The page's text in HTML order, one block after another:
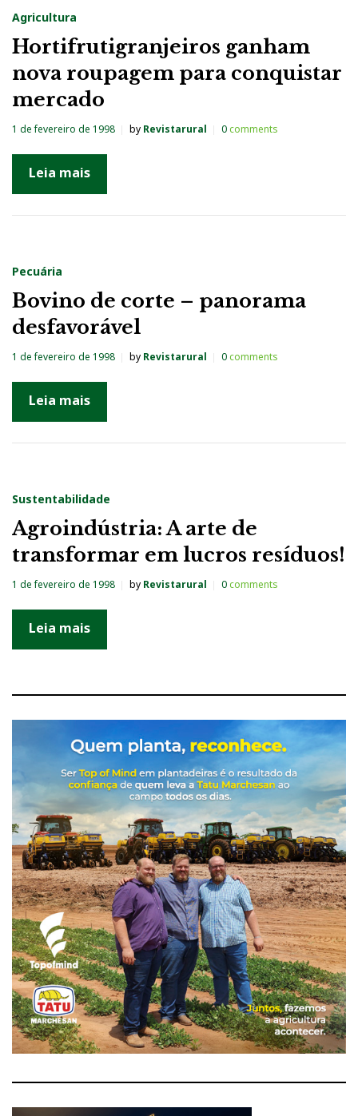
Agricultura
Hortifrutigranjeiros ganham
nova roupagem para conquistar
mercado
1 de fevereiro de 1998 by Revistarural 0comments
Leia mais
Pecuária
Bovino de corte – panorama
desfavorável
1 de fevereiro de 1998 by Revistarural 0comments
Leia mais
Sustentabilidade
Agroindústria: A arte de
transformar em lucros resíduos!
1 de fevereiro de 1998 by Revistarural 0comments
Leia mais